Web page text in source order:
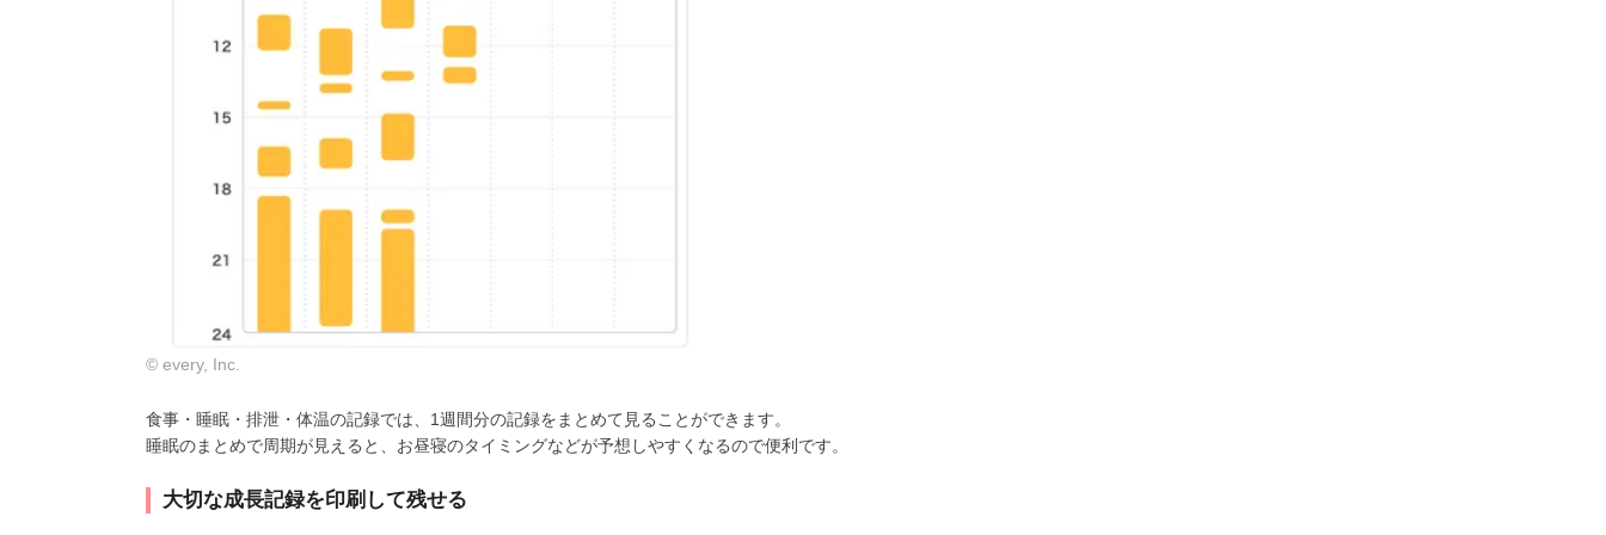
© every, Inc.
食事・睡眠・排泄・体温の記録では、1週間分の記録をまとめて見ることができます。
睡眠のまとめで周期が見えると、お昼寝のタイミングなどが予想しやすくなるので便利です。
大切な成長記録を印刷して残せる